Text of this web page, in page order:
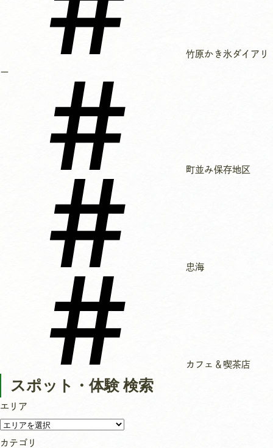
竹原かき氷ダイアリ
ー
町並み保存地区
忠海
カフェ＆喫茶店
スポット・体験 検索
エリア
カテゴリ